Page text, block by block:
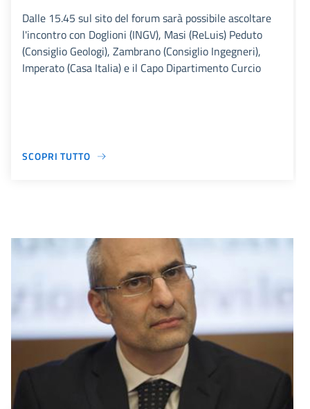
Dalle 15.45 sul sito del forum sarà possibile ascoltare
l'incontro con Doglioni (INGV), Masi (ReLuis) Peduto
(Consiglio Geologi), Zambrano (Consiglio Ingegneri),
Imperato (Casa Italia) e il Capo Dipartimento Curcio
SCOPRI TUTTO